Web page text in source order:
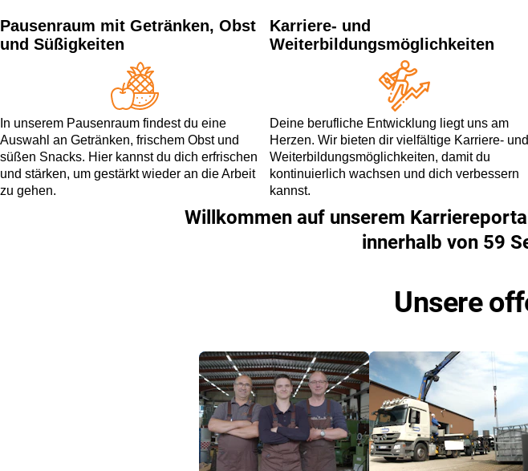
Pausenraum mit Getränken, Obst
und Süßigkeiten
In unserem Pausenraum findest du eine
Auswahl an Getränken, frischem Obst und
süßen Snacks. Hier kannst du dich erfrischen
und stärken, um gestärkt wieder an die Arbeit
zu gehen.
Karriere- und
Weiterbildungsmöglichkeiten
Deine berufliche Entwicklung liegt uns am
Herzen. Wir bieten dir vielfältige Karriere- und
Weiterbildungsmöglichkeiten, damit du
kontinuierlich wachsen und dich verbessern
kannst.